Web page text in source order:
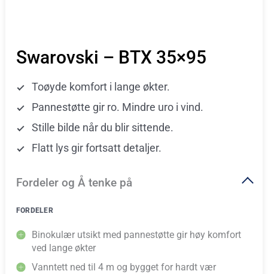
Swarovski – BTX 35×95
Toøyde komfort i lange økter.
Pannestøtte gir ro. Mindre uro i vind.
Stille bilde når du blir sittende.
Flatt lys gir fortsatt detaljer.
Fordeler og Å tenke på
FORDELER
Binokulær utsikt med pannestøtte gir høy komfort
ved lange økter
Vanntett ned til 4 m og bygget for hardt vær